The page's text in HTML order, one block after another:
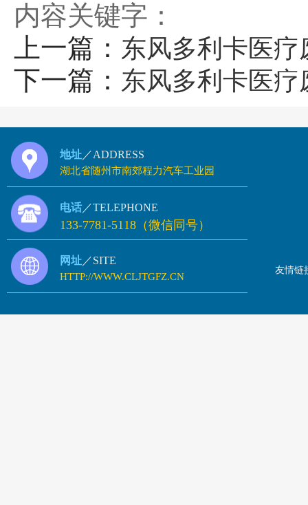
内容关键字：
上一篇： 东风多利卡医疗
下一篇： 东风多利卡医疗
地址 ／ADDRESS
湖北省随州市南郊程力汽车工业园
电话 ／TELEPHONE
133-7781-5118（微信同号）
网址 ／SITE
HTTP://WWW.CLJTGFZ.CN
友情链